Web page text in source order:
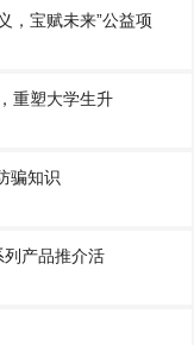
，宝赋未来”公益项
重塑大学生升
骗知识
列产品推介活